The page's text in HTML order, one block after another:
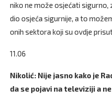
niko ne može osjećati sigurno,
dio osjeća sigurnije, a to
onih sektora koji su ovdje
11.06
Nikolić: Nije jasno kako je
da se pojavi na televiziji a